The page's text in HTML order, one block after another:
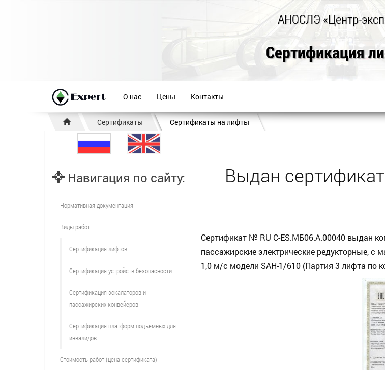
АНОСЛЭ «Центр-
Сертификация
О нас Цены Контакты
Сертификаты Сертификаты на лифты
Выдан
Сертификат № RU С-ES.МБ06.A.00040 выдан
пассажирские электрические редукторные,
1,0 м/c модели SAH-1/610 (Партия 3 лифта по
Навигация по сайту:
Нормативная документация
Виды работ
Сертификация лифтов
Сертификация устройств безопасности
Сертификация эскалаторов и
пассажирских конвейеров
Сертификация платформ подъемных для
инвалидов
Стоимость работ (цена сертификата)